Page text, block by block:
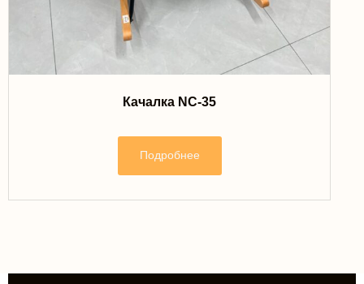
Качалка NC-35
Подробнее